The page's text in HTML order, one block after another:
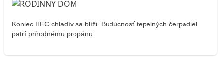
Koniec HFC chladív sa blíži. Budúcnosť tepelných čerpadiel
patrí prírodnému propánu